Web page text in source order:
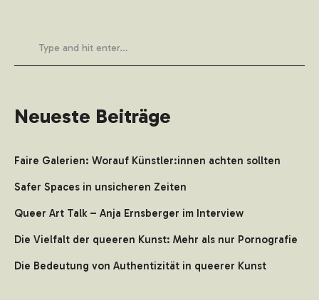
Neueste Beiträge
Faire Galerien: Worauf Künstler:innen achten sollten
Safer Spaces in unsicheren Zeiten
Queer Art Talk – Anja Ernsberger im Interview
Die Vielfalt der queeren Kunst: Mehr als nur Pornografie
Die Bedeutung von Authentizität in queerer Kunst